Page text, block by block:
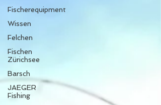
Fischerequipment
Wissen
Felchen
Fischen
Zürichsee
Barsch
JAEGER
Fishing